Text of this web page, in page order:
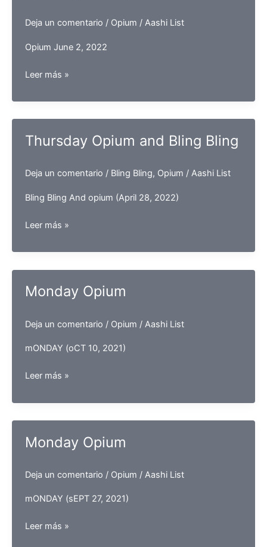
Deja un comentario / Opium / Aashi List
Opium June 2, 2022
Opium
2,
2022
Leer más »
Thursday Opium and Bling Bling
Deja un comentario / Bling Bling, Opium / Aashi List
Bling Bling And opium (April 28, 2022)
Thursday
and
Bling
Leer más »
Monday Opium
Deja un comentario / Opium / Aashi List
mONDAY (oCT 10, 2021)
Monday
Leer más »
Monday Opium
Deja un comentario / Opium / Aashi List
mONDAY (sEPT 27, 2021)
Monday
Leer más »